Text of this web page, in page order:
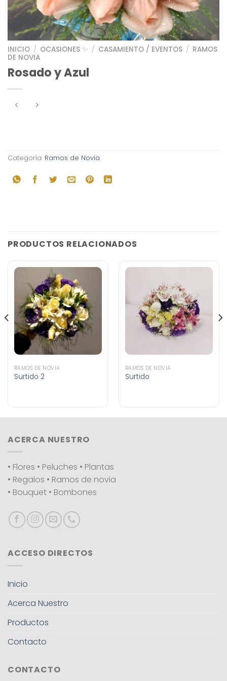
INICIO / OCASIONES ✨ / CASAMIENTO / EVENTOS / RAMOS
DE NOVIA
Rosado y Azul
Categoría: Ramos de Novia
PRODUCTOS RELACIONADOS
RAMOS DE NOVIA
Surtido 2
RAMOS DE NOVIA
Surtido
ACERCA NUESTRO
• Flores • Peluches • Plantas
• Regalos • Ramos de novia
• Bouquet • Bombones
ACCESO DIRECTOS
Inicio
Acerca Nuestro
Productos
Contacto
CONTACTO